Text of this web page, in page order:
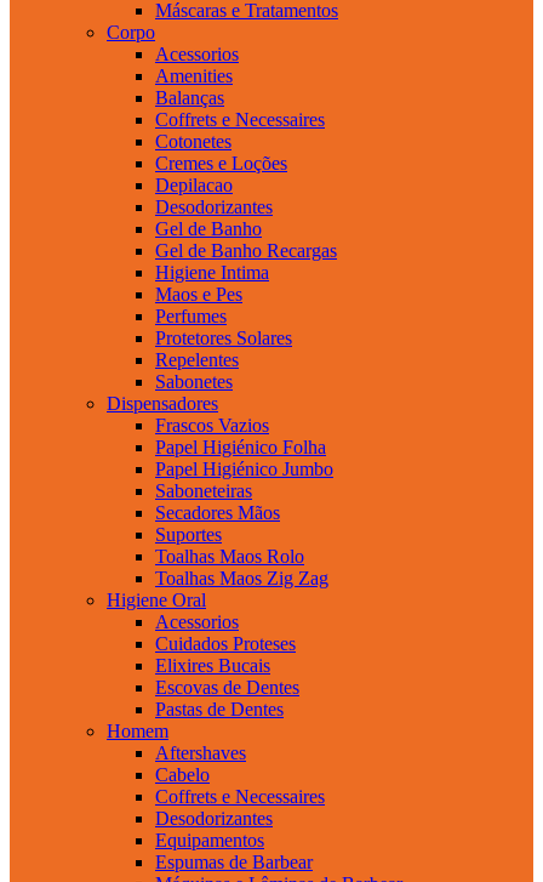
Máscaras e Tratamentos
Corpo
Acessorios
Amenities
Balanças
Coffrets e Necessaires
Cotonetes
Cremes e Loções
Depilacao
Desodorizantes
Gel de Banho
Gel de Banho Recargas
Higiene Intima
Maos e Pes
Perfumes
Protetores Solares
Repelentes
Sabonetes
Dispensadores
Frascos Vazios
Papel Higiénico Folha
Papel Higiénico Jumbo
Saboneteiras
Secadores Mãos
Suportes
Toalhas Maos Rolo
Toalhas Maos Zig Zag
Higiene Oral
Acessorios
Cuidados Proteses
Elixires Bucais
Escovas de Dentes
Pastas de Dentes
Homem
Aftershaves
Cabelo
Coffrets e Necessaires
Desodorizantes
Equipamentos
Espumas de Barbear